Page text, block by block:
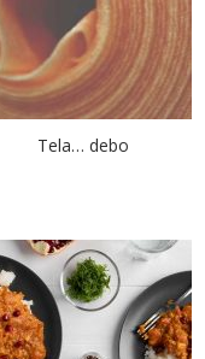
Tela… debo